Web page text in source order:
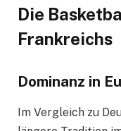
Die
Frankreichs
Dominanz in
Im Vergleich zu